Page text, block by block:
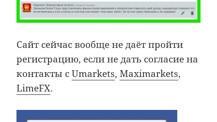
Сайт сейчас вообще не даёт пройти
регистрацию, если не дать согласие на
контакты сUmarkets,Maximarkets,
LimeFX.